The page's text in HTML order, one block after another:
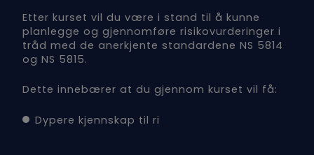
Etter kurset vil du være i stand til å kunne
planlegge og gjennomføre risikovurderinger i
tråd med de anerkjente standardene NS 5814
og NS 5815.
Dette innebærer at du gjennom kurset vil få:
Dypere kjennskap til ri